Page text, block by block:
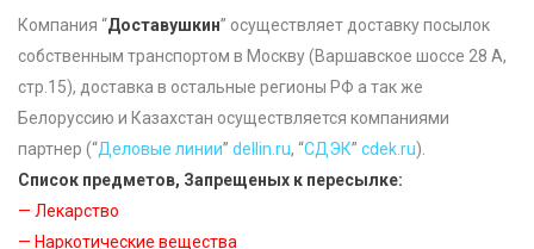
Компания “Доставушкин” осуществляет доставку посылок
собственным транспортом в Москву (Варшавское шоссе 28 А,
стр.15), доставка в остальные регионы РФ а так же
Белоруссию и Казахстан осуществляется компаниями
партнер (“Деловые линии” dellin.ru, “CДЭК” cdek.ru).
Список предметов, Запрещеных к пересылке:
— Лекарство
— Наркотические вещества